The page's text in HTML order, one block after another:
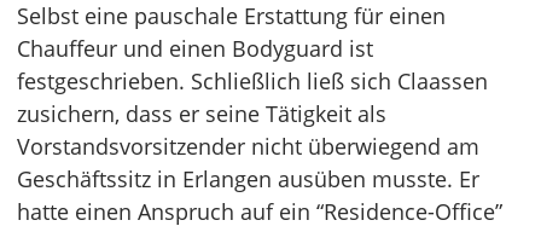
Selbst eine pauschale Erstattung für einen
Chauffeur und einen Bodyguard ist
festgeschrieben. Schließlich ließ sich Claassen
zusichern, dass er seine Tätigkeit als
Vorstandsvorsitzender nicht überwiegend am
Geschäftssitz in Erlangen ausüben musste. Er
hatte einen Anspruch auf ein “Residence-Office”